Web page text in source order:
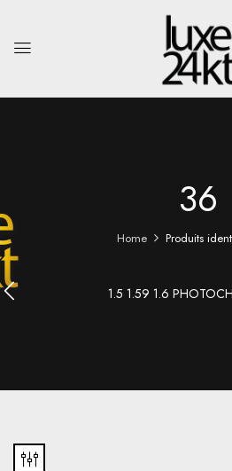
36
Home Produits
1.5 1.59 1.6